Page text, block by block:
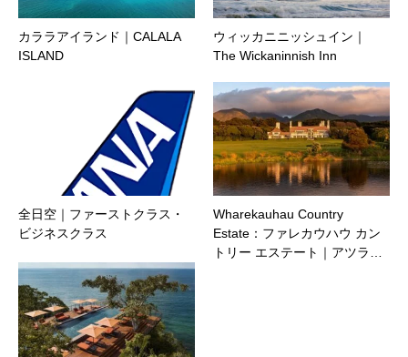
カララアイランド｜CALALA
ISLAND
ウィッカニニッシュイン｜
The Wickaninnish Inn
全日空｜ファーストクラス・
ビジネスクラス
Wharekauhau Country
Estate：ファレカウハウ カン
トリー エステート｜アツラ…